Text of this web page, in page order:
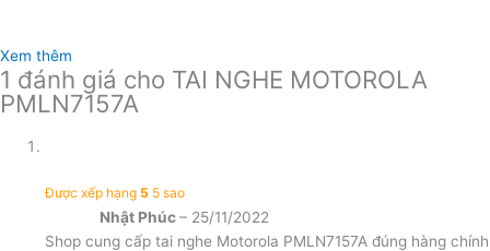
Xem thêm
1 đánh giá cho TAI NGHE MOTOROLA
PMLN7157A
Được xếp hạng5 5 sao
Nhật Phúc– 25/11/2022
Shop cung cấp tai nghe Motorola PMLN7157A đúng hàng chính